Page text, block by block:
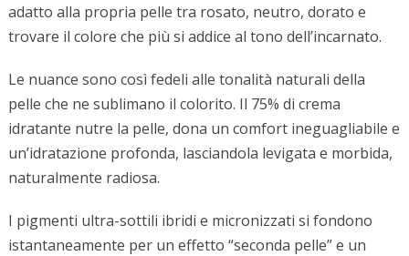
adatto alla propria pelle tra rosato, neutro, dorato e
trovare il colore che più si addice al tono dell’incarnato.
Le nuance sono così fedeli alle tonalità naturali della
pelle che ne sublimano il colorito. Il 75% di crema
idratante nutre la pelle, dona un comfort ineguagliabile e
un’idratazione profonda, lasciandola levigata e morbida,
naturalmente radiosa.
I pigmenti ultra-sottili ibridi e micronizzati si fondono
istantaneamente per un effetto “seconda pelle” e un